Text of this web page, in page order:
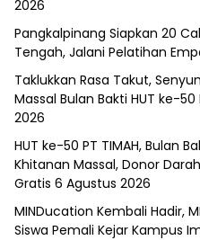
2026
Pangkalpinang Siapkan 20
Tengah, Jalani Pelatihan
Taklukkan Rasa Takut,
Massal Bulan Bakti HUT ke-50
2026
HUT ke-50 PT TIMAH, Bulan
Khitanan Massal, Donor
Gratis 6 Agustus 2026
MINDucation Kembali Hadir,
Siswa Pemali Kejar Kampus